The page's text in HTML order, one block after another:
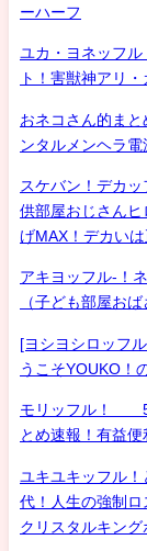
ーハーフ
ユカ・ヨネッフ
ト！害獣神アリ
おネコさん的ま
ンタルメンヘラ
スケバン！デカ
供部屋おじさん
げMAX！デカい
アキヨッフル-！
（子ども部屋お
[ヨシヨシロッフ
うこそYOUKO！
モリッフル！ 50
とめ速報！有益
ユキユキッフル
代！人生の強制
クリスタルキン